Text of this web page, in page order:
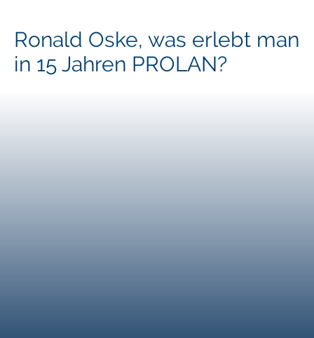
Ronald Oske, was erlebt man
in 15 Jahren PROLAN?